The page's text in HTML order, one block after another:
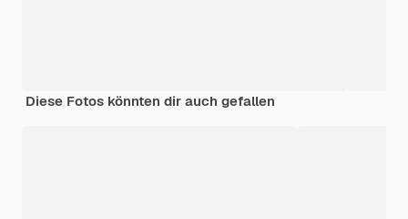
Diese Fotos könnten dir auch gefallen